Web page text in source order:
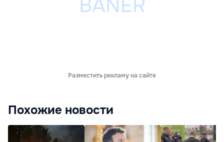
Разместить рекламу на сайте
Похожие новости